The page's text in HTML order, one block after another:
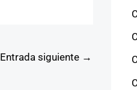
Entrada siguiente →